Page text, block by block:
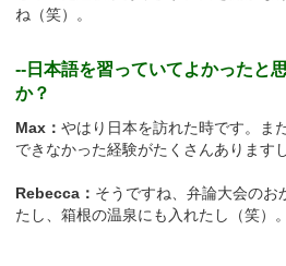
ね（笑）。
--日本語を習っていてよかったと
か？
Max： やはり日本を訪れた時です。ま
できなかった経験がたくさんありますし
Rebecca： そうですね、弁論大会のお
たし、箱根の温泉にも入れたし（笑）。